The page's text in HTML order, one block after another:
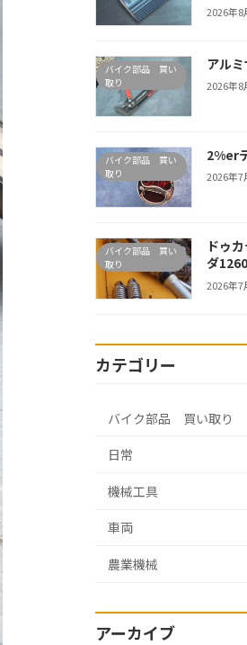
2026年8
バイク部品 買い
取り
アル
2026年8
バイク部品 買い
取り
2%er
2026年7
バイク部品 買い
取り
ドゥ
ダ
2026年7
カテゴリー
バイク部品 買い取り
日常
機械工具
車両
農業機械
アーカイブ